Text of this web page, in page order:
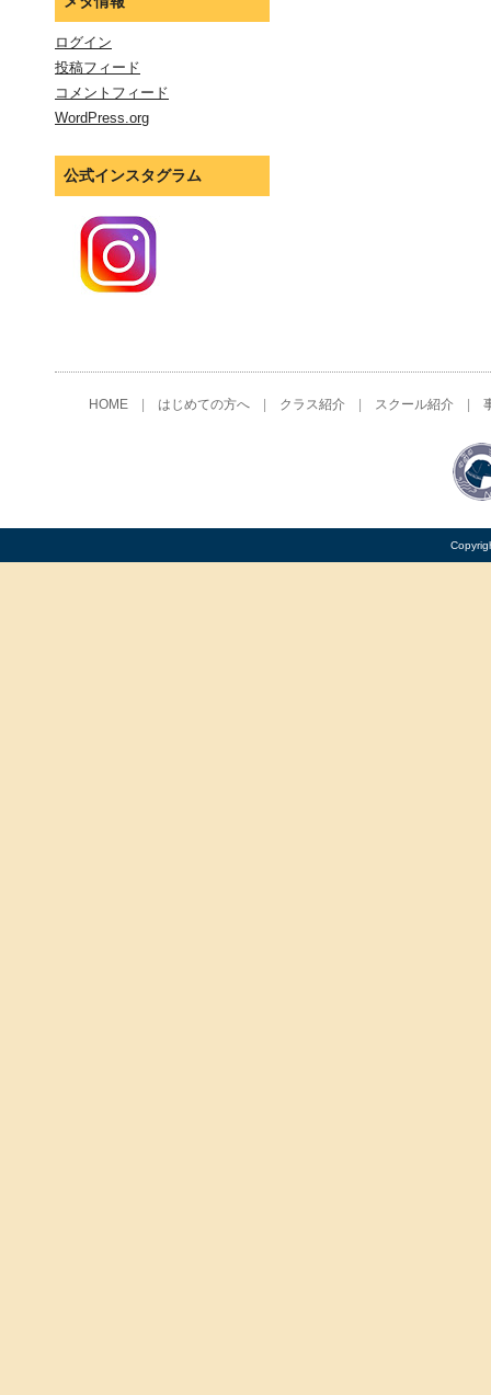
ログイン
投稿フィード
コメントフィード
WordPress.org
公式インスタグラム
HOME| はじめての方へ| クラス紹介| スクール紹介|